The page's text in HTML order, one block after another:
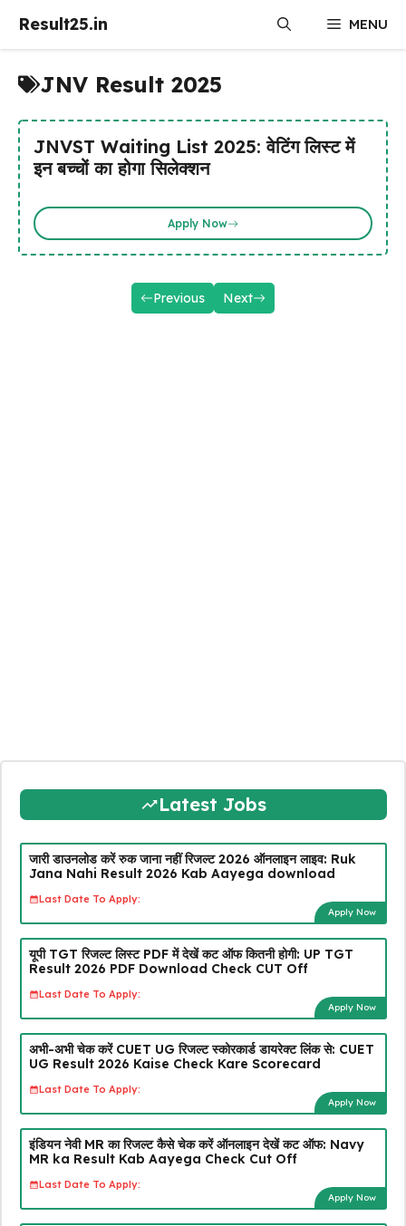
Result25.in MENU
JNV Result 2025
JNVST Waiting List 2025: वेटिंग लिस्ट में
इन बच्चों का होगा सिलेक्शन
Apply Now
Previous Next
Latest Jobs
जारी डाउनलोड करें रुक जाना नहीं रिजल्ट 2026 ऑनलाइन लाइव: Ruk
Jana Nahi Result 2026 Kab Aayega download
Last Date To Apply:
Apply Now
यूपी TGT रिजल्ट लिस्ट PDF में देखें कट ऑफ कितनी होगी: UP TGT
Result 2026 PDF Download Check CUT Off
Last Date To Apply:
Apply Now
अभी-अभी चेक करें CUET UG रिजल्ट स्कोरकार्ड डायरेक्ट लिंक से: CUET
UG Result 2026 Kaise Check Kare Scorecard
Last Date To Apply:
Apply Now
इंडियन नेवी MR का रिजल्ट कैसे चेक करें ऑनलाइन देखें कट ऑफ: Navy
MR ka Result Kab Aayega Check Cut Off
Last Date To Apply:
Apply Now